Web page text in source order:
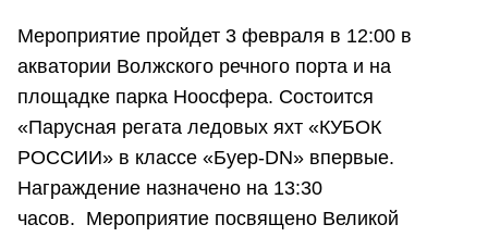
Мероприятие пройдет 3 февраля в 12:00 в
акватории Волжского речного порта и на
площадке парка Ноосфера. Состоится
«Парусная регата ледовых яхт «КУБОК
РОССИИ» в классе «Буер-DN» впервые.
Награждение назначено на 13:30
часов. Мероприятие посвящено Великой